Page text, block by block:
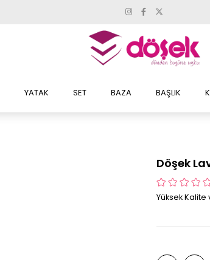
YATAK SET BAZA BAŞLIK
Döşek
Yüksek Kalite